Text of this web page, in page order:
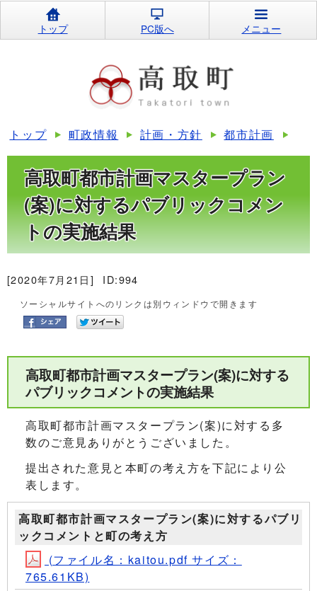
トップ PC版へ メニュー
トップ 町政情報 計画・方針 都市計画
高取町都市計画マスタープラン
(案)に対するパブリックコメン
トの実施結果
[2020年7月21日] ID:994
ソーシャルサイトへのリンクは別ウィンドウで開きます
高取町都市計画マスタープラン(案)に対する
パブリックコメントの実施結果
高取町都市計画マスタープラン(案)に対する多
数のご意見ありがとうございました。
提出された意見と本町の考え方を下記により公
表します。
高取町都市計画マスタープラン(案)に対するパブリ
ックコメントと町の考え方
(ファイル名：kaitou.pdf サイズ：
765.61KB)